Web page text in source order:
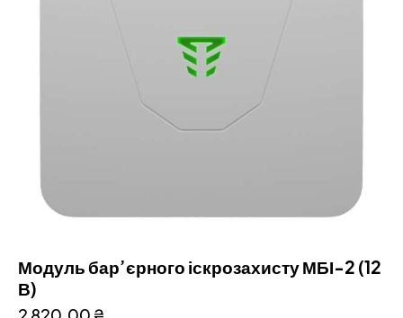
Модуль бар’єрного іскрозахисту МБІ-2 (12
В)